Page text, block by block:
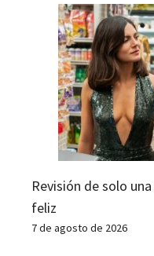
Revisión de solo
feliz
7 de agosto de 2026